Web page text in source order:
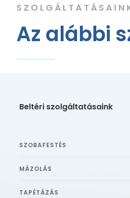
Az alábbi
Beltéri szolgáltatásaink
SZOBAFESTÉS
MÁZOLÁS
TAPÉTÁZÁS